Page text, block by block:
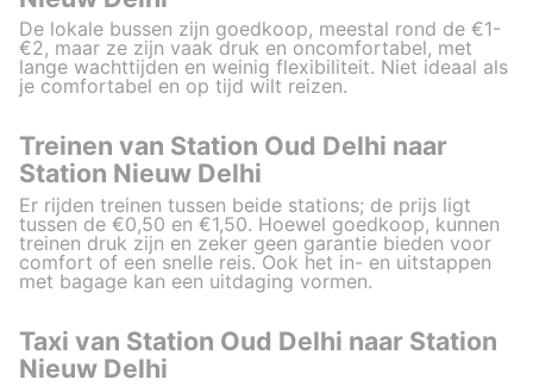
De lokale bussen zijn goedkoop, meestal rond de €1-
€2, maar ze zijn vaak druk en oncomfortabel, met
lange wachttijden en weinig flexibiliteit. Niet ideaal als
je comfortabel en op tijd wilt reizen.
Treinen van Station Oud Delhi naar
Station Nieuw Delhi
Er rijden treinen tussen beide stations; de prijs ligt
tussen de €0,50 en €1,50. Hoewel goedkoop, kunnen
treinen druk zijn en zeker geen garantie bieden voor
comfort of een snelle reis. Ook het in- en uitstappen
met bagage kan een uitdaging vormen.
Taxi van Station Oud Delhi naar Station
Nieuw Delhi